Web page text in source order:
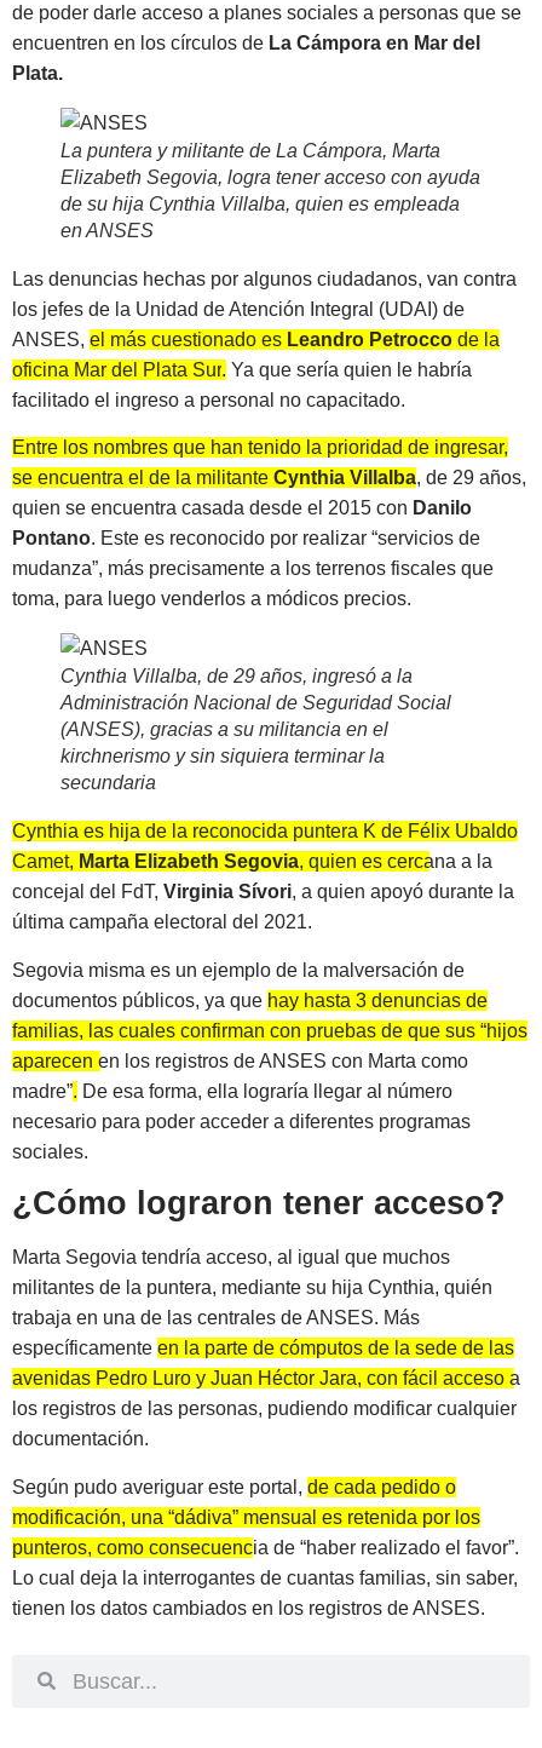
de poder darle acceso a planes sociales a personas que se
encuentren en los círculos de La Cámpora en Mar del
Plata.
La puntera y militante de La Cámpora, Marta
Elizabeth Segovia, logra tener acceso con ayuda
de su hija Cynthia Villalba, quien es empleada
en ANSES
Las denuncias hechas por algunos ciudadanos, van contra
los jefes de la Unidad de Atención Integral (UDAI) de
ANSES, el más cuestionado es Leandro Petrocco de la
oficina Mar del Plata Sur. Ya que sería quien le habría
facilitado el ingreso a personal no capacitado.
Entre los nombres que han tenido la prioridad de ingresar,
se encuentra el de la militante Cynthia Villalba, de 29 años,
quien se encuentra casada desde el 2015 con Danilo
Pontano. Este es reconocido por realizar “servicios de
mudanza”, más precisamente a los terrenos fiscales que
toma, para luego venderlos a módicos precios.
Cynthia Villalba, de 29 años, ingresó a la
Administración Nacional de Seguridad Social
(ANSES), gracias a su militancia en el
kirchnerismo y sin siquiera terminar la
secundaria
Cynthia es hija de la reconocida puntera K de Félix Ubaldo
Camet, Marta Elizabeth Segovia, quien es cercana a la
concejal del FdT, Virginia Sívori, a quien apoyó durante la
última campaña electoral del 2021.
Segovia misma es un ejemplo de la malversación de
documentos públicos, ya que hay hasta 3 denuncias de
familias, las cuales confirman con pruebas de que sus “hijos
aparecen en los registros de ANSES con Marta como
madre”. De esa forma, ella lograría llegar al número
necesario para poder acceder a diferentes programas
sociales.
¿Cómo lograron tener acceso?
Marta Segovia tendría acceso, al igual que muchos
militantes de la puntera, mediante su hija Cynthia, quién
trabaja en una de las centrales de ANSES. Más
específicamente en la parte de cómputos de la sede de las
avenidas Pedro Luro y Juan Héctor Jara, con fácil acceso a
los registros de las personas, pudiendo modificar cualquier
documentación.
Según pudo averiguar este portal, de cada pedido o
modificación, una “dádiva” mensual es retenida por los
punteros, como consecuencia de “haber realizado el favor”.
Lo cual deja la interrogantes de cuantas familias, sin saber,
tienen los datos cambiados en los registros de ANSES.